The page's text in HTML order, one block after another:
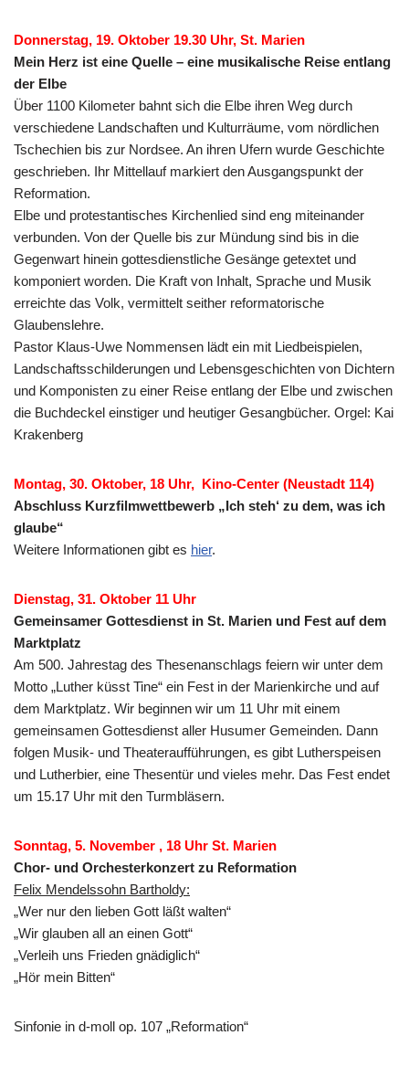
Donnerstag, 19. Oktober 19.30 Uhr, St. Marien
Mein Herz ist eine Quelle – eine musikalische Reise entlang
der Elbe
Über 1100 Kilometer bahnt sich die Elbe ihren Weg durch
verschiedene Landschaften und Kulturräume, vom nördlichen
Tschechien bis zur Nordsee. An ihren Ufern wurde Geschichte
geschrieben. Ihr Mittellauf markiert den Ausgangspunkt der
Reformation.
Elbe und protestantisches Kirchenlied sind eng miteinander
verbunden. Von der Quelle bis zur Mündung sind bis in die
Gegenwart hinein gottesdienstliche Gesänge getextet und
komponiert worden. Die Kraft von Inhalt, Sprache und Musik
erreichte das Volk, vermittelt seither reformatorische
Glaubenslehre.
Pastor Klaus-Uwe Nommensen lädt ein mit Liedbeispielen,
Landschaftsschilderungen und Lebensgeschichten von Dichtern
und Komponisten zu einer Reise entlang der Elbe und zwischen
die Buchdeckel einstiger und heutiger Gesangbücher. Orgel: Kai
Krakenberg
Montag, 30. Oktober, 18 Uhr, Kino-Center (Neustadt 114)
Abschluss Kurzfilmwettbewerb „Ich steh‘ zu dem, was ich
glaube“
Weitere Informationen gibt es hier.
Dienstag, 31. Oktober 11 Uhr
Gemeinsamer Gottesdienst in St. Marien und Fest auf dem
Marktplatz
Am 500. Jahrestag des Thesenanschlags feiern wir unter dem
Motto „Luther küsst Tine“ ein Fest in der Marienkirche und auf
dem Marktplatz. Wir beginnen wir um 11 Uhr mit einem
gemeinsamen Gottesdienst aller Husumer Gemeinden. Dann
folgen Musik- und Theateraufführungen, es gibt Lutherspeisen
und Lutherbier, eine Thesentür und vieles mehr. Das Fest endet
um 15.17 Uhr mit den Turmbläsern.
Sonntag, 5. November , 18 Uhr St. Marien
Chor- und Orchesterkonzert zu Reformation
Felix Mendelssohn Bartholdy:
„Wer nur den lieben Gott läßt walten“
„Wir glauben all an einen Gott“
„Verleih uns Frieden gnädiglich“
„Hör mein Bitten“
Sinfonie in d-moll op. 107 „Reformation“